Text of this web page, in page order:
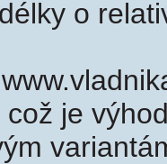
o
což je